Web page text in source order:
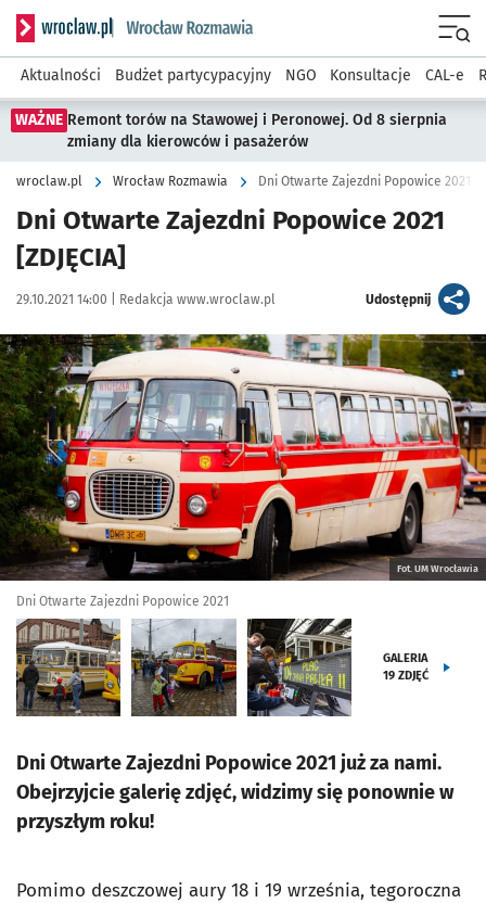
Serwis informacyjny wroclaw.pl podserwis: Rozmawia
Aktualności Budżet partycypacyjny NGO Konsultacje CAL-e
WAŻNE Remont torów na Stawowej i Peronowej. Od 8 sierpnia
zmiany dla kierowców i pasażerów
wroclaw.pl Wrocław Rozmawia Dni Otwarte Zajezdni Popowice 2021
Dni Otwarte Zajezdni Popowice 2021
[ZDJĘCIA]
Data publikacji:
29.10.2021 14:00 | Autor:
Redakcja www.wroclaw.pl Udostępnijartykuł
Kliknij, aby zobaczyć galerię
Kliknij, aby powiększyć
Fot. UM Wrocławia
Dni Otwarte Zajezdni Popowice 2021
GALERIA
19 ZDJĘĆ
Dni Otwarte Zajezdni Popowice 2021 już za nami.
Obejrzyjcie galerię zdjęć, widzimy się ponownie w
przyszłym roku!
Pomimo deszczowej aury 18 i 19 września, tegoroczna